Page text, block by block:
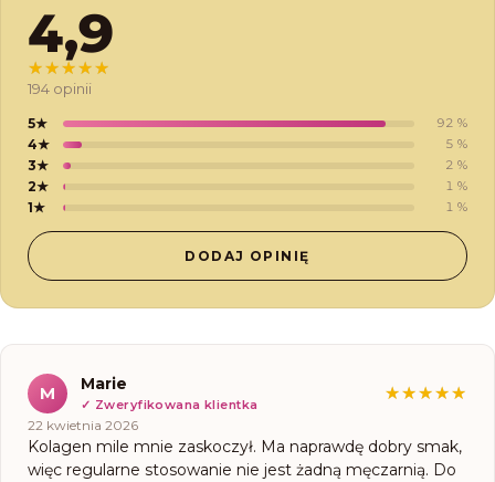
4,9
★★★★★
★★★★★
194 opinii
5★ 92 %
4★ 5 %
3★ 2 %
2★ 1 %
1★ 1 %
DODAJ OPINIĘ
zweryfikowanych
klientek
M Marie
✓ Zweryfikowana klientka
★★★★★
★★★★★
22 kwietnia 2026
Kolagen mile mnie zaskoczył. Ma naprawdę dobry smak,
więc regularne stosowanie nie jest żadną męczarnią. Do